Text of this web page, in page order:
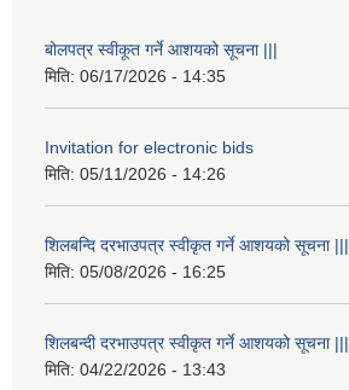
बोलपत्र स्वीकूत गर्ने आशयको सूचना |||
मिति: 06/17/2026 - 14:35
Invitation for electronic bids
मिति: 05/11/2026 - 14:26
शिलबन्दि दरभाउपत्र स्वीकृत गर्ने आशयको सूचना |||
मिति: 05/08/2026 - 16:25
शिलबन्दी दरभाउपत्र स्वीकृत गर्ने आशयको सूचना |||
मिति: 04/22/2026 - 13:43